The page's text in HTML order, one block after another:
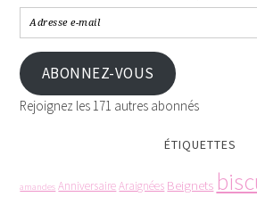
ABONNEZ-VOUS
Rejoignez les 171 autres abonnés
ÉTIQUETTES
amandes AnniversaireAraignées Beignets